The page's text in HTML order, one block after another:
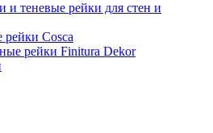
и теневые рейки для стен и
рейки Cosca
рейки Finitura Dekor